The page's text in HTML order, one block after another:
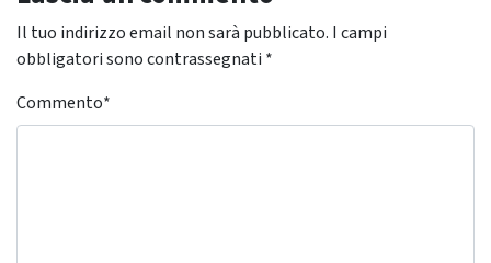
Il tuo indirizzo email non sarà pubblicato. I campi
obbligatori sono contrassegnati *
Commento*